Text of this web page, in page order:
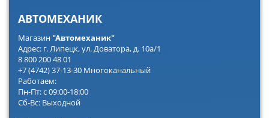
АВТОМЕХАНИК
Магазин"Автомеханик"
Адрес: г. Липецк, ул. Доватора, д. 10а/1
8 800 200 48 01
+7 (4742) 37-13-30 Многоканальный
Работаем:
Пн-Пт: с 09:00-18:00
Сб-Вс: Выходной